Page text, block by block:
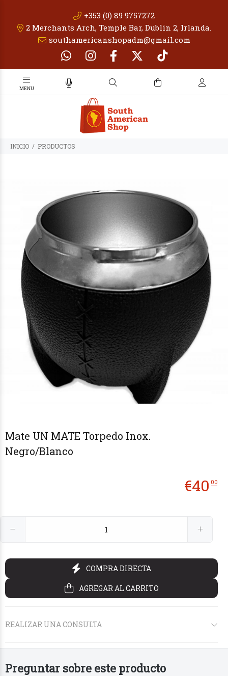
+353 (0) 89 9757272
2 Merchants Arch, Temple Bar, Dublin 2, Irlanda.
southamericanshopadm@gmail.com
INICIO PRODUCTOS
Mate UN MATE Torpedo Inox.
Negro/Blanco
€40 00
COMPRA DIRECTA
AGREGAR AL CARRITO
REALIZAR UNA CONSULTA
Preguntar sobre este producto